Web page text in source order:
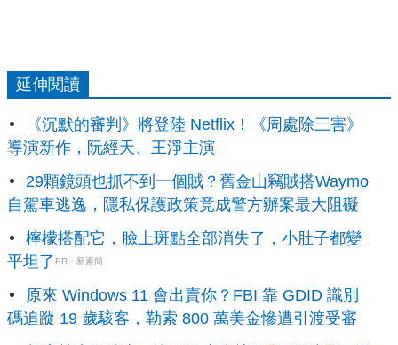
延伸閱讀
《沉默的審判》將登陸 Netflix！《周處除三害》
導演新作，阮經天、王淨主演
29顆鏡頭也抓不到一個賊？舊金山竊賊搭Waymo
自駕車逃逸，隱私保護政策竟成警方辦案最大阻礙
檸檬搭配它，臉上斑點全部消失了，小肚子都變
平坦了 PR・新素簡
原來 Windows 11 會出賣你？FBI 靠 GDID 識別
碼追蹤 19 歲駭客，勒索 800 萬美金慘遭引渡受審